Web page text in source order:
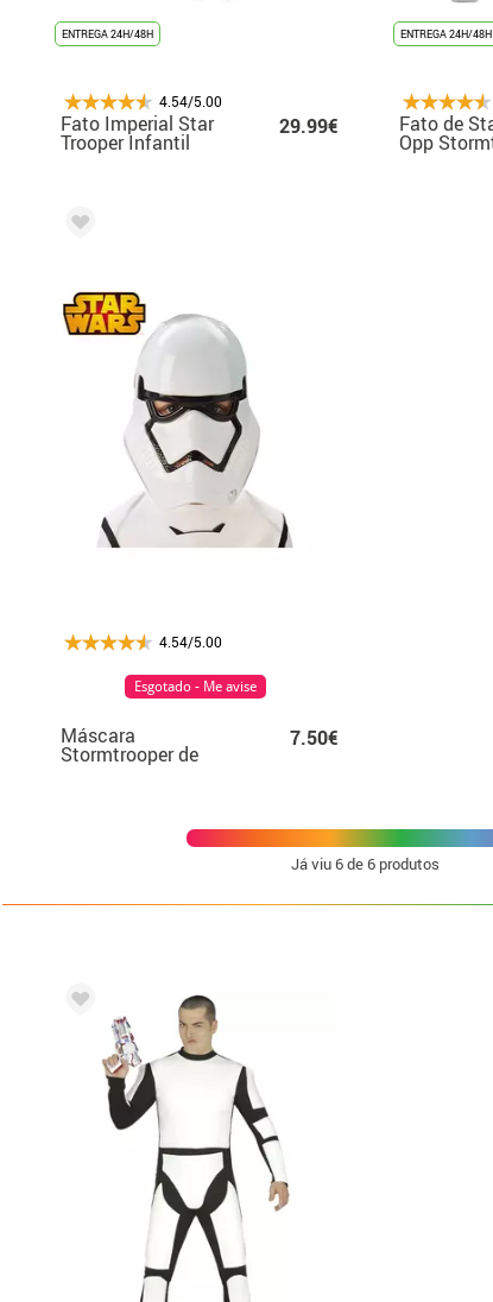
ENTREGA 24H/48H
4.54/5.00
Fato Imperial Star
Trooper Infantil
29.99€
ENTREGA 24H/48H
Fato de
Opp
com
4.54/5.00
Máscara
Stormtrooper de
Guerra nas Estrelas
7.50€
Esgotado - Me avise
Já viu6de 6 produtos